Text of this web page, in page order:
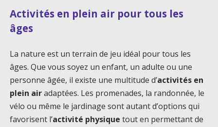
Activités en plein air pour tous les
âges
La nature est un terrain de jeu idéal pour tous les
âges. Que vous soyez un enfant, un adulte ou une
personne âgée, il existe une multitude d’activités en
plein airadaptées. Les promenades, la randonnée, le
vélo ou même le jardinage sont autant d’options qui
favorisent l’activité physique tout en permettant de